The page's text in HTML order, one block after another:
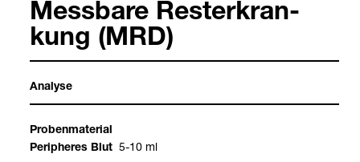
Mess­bare Rester­kran­
kung (MRD)
Ana­lyse
Pro­ben­ma­te­rial
Peri­phe­res Blut 5-10 ml